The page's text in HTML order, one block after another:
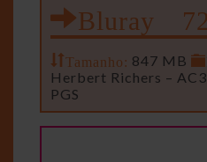
Bluray
Tamanho: 847 MB
Herbert Richers –
PGS